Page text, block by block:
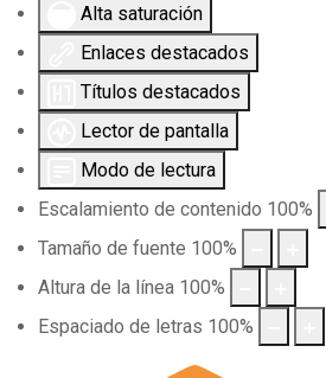
Alta saturación
Enlaces destacados
Títulos destacados
Lector de pantalla
Modo de lectura
Escalamiento de contenido 100%
Tamaño de fuente 100%
Altura de la línea 100%
Espaciado de letras 100%